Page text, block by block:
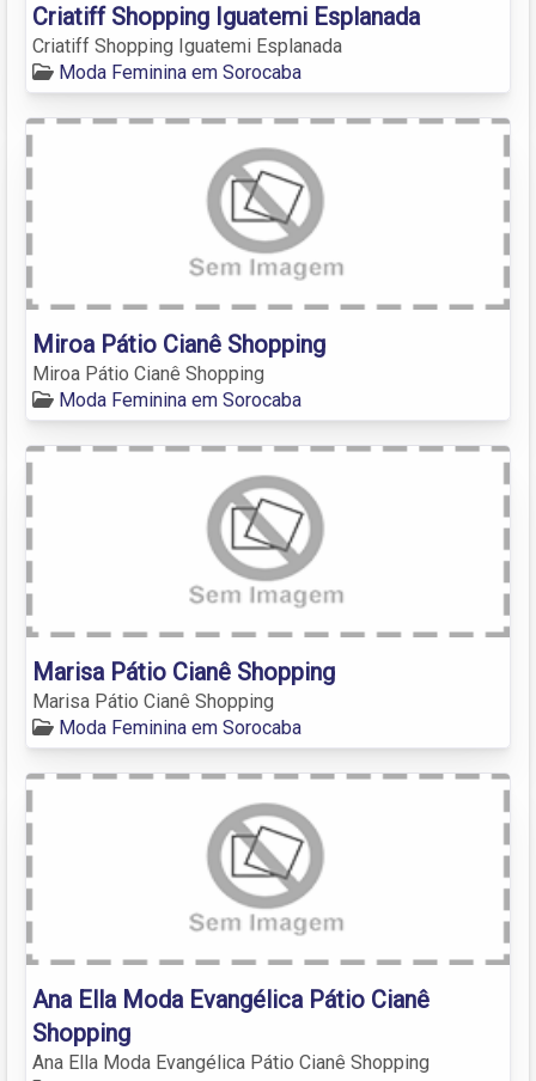
Criatiff Shopping Iguatemi Esplanada
Criatiff Shopping Iguatemi Esplanada
Moda Feminina em Sorocaba
Miroa Pátio Cianê Shopping
Miroa Pátio Cianê Shopping
Moda Feminina em Sorocaba
Marisa Pátio Cianê Shopping
Marisa Pátio Cianê Shopping
Moda Feminina em Sorocaba
Ana Ella Moda Evangélica Pátio Cianê
Shopping
Ana Ella Moda Evangélica Pátio Cianê Shopping